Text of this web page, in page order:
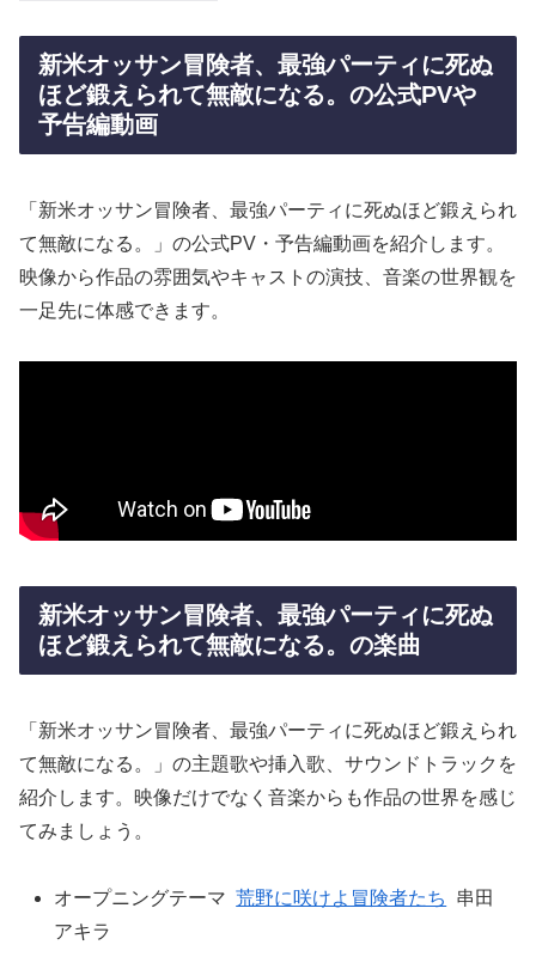
新米オッサン冒険者、最強パーティに死ぬ
ほど鍛えられて無敵になる。の公式PVや
予告編動画
「新米オッサン冒険者、最強パーティに死ぬほど鍛えられ
て無敵になる。」の公式PV・予告編動画を紹介します。
映像から作品の雰囲気やキャストの演技、音楽の世界観を
一足先に体感できます。
新米オッサン冒険者、最強パーティに死ぬ
ほど鍛えられて無敵になる。の楽曲
「新米オッサン冒険者、最強パーティに死ぬほど鍛えられ
て無敵になる。」の主題歌や挿入歌、サウンドトラックを
紹介します。映像だけでなく音楽からも作品の世界を感じ
てみましょう。
オープニングテーマ 荒野に咲けよ冒険者たち
串田
アキラ